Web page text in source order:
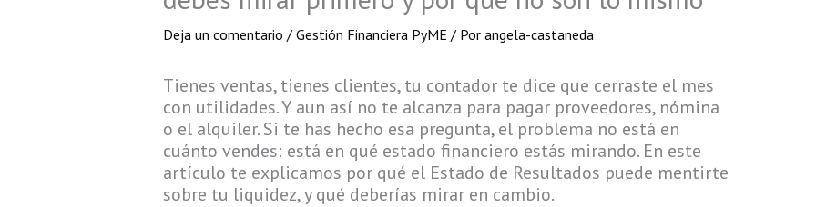
Deja un comentario / Gestión Financiera PyME / Por angela-castaneda
Tienes ventas, tienes clientes, tu contador te dice que cerraste el mes
con utilidades. Y aun así no te alcanza para pagar proveedores, nómina
o el alquiler. Si te has hecho esa pregunta, el problema no está en
cuánto vendes: está en qué estado financiero estás mirando. En este
artículo te explicamos por qué el Estado de Resultados puede mentirte
sobre tu liquidez, y qué deberías mirar en cambio.